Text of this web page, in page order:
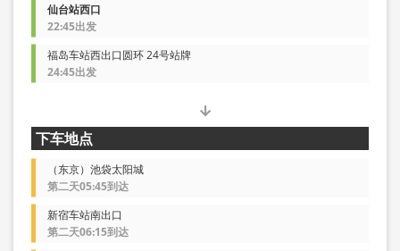
仙台站西口
22:45出发
福岛车站西出口圆环 24号站牌
24:45出发
下车地点
（东京）池袋太阳城
第二天05:45到达
新宿车站南出口
第二天06:15到达